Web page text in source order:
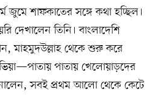
জুমে শাফকাতের সঙ্গে কথা হচ্ছিল।
দেখালেন তিনি। বাংলাদেশি
মাহমুদউল্লাহ থেকে শুরু করে
পাতায় খেলোয়াড়দের
সবই প্রথম আলো থেকে কেটে